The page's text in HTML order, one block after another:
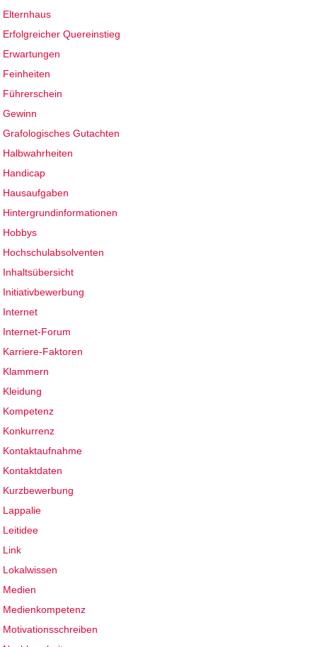
Elternhaus
Erfolgreicher Quereinstieg
Erwartungen
Feinheiten
Führerschein
Gewinn
Grafologisches Gutachten
Halbwahrheiten
Handicap
Hausaufgaben
Hintergrundinformationen
Hobbys
Hochschulabsolventen
Inhaltsübersicht
Initiativbewerbung
Internet
Internet-Forum
Karriere-Faktoren
Klammern
Kleidung
Kompetenz
Konkurrenz
Kontaktaufnahme
Kontaktdaten
Kurzbewerbung
Lappalie
Leitidee
Link
Lokalwissen
Medien
Medienkompetenz
Motivationsschreiben